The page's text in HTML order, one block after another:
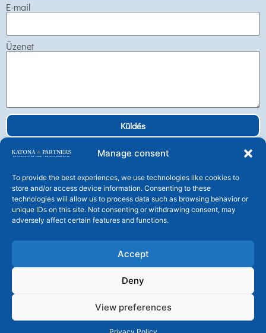
Manage consent
To provide the best experiences, we use technologies like cookies to
store and/or access device information. Consenting to these
technologies will allow us to process data such as browsing behavior or
unique IDs on this site. Not consenting or withdrawing consent, may
adversely affect certain features and functions.
Accept
Deny
View preferences
E-mail
Üzenet
Küldés
Katona és Társai Ügyvédi Társulás
H-1106 Budapest, Tündérfürt u. 4.
© KATONA & PARTNERS – Katona és Társai Ügyvédi Társulás
– Minden jog fenntartva!
A honlapon található képi és szöveges tartalmak bármilyen célú
felhasználása engedélyhez kötött!